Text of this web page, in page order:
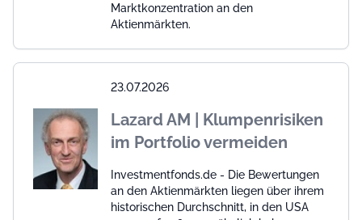
Marktkonzentration an den
Aktienmärkten.
23.07.2026
Lazard AM | Klumpenrisiken
im Portfolio vermeiden
Investmentfonds.de - Die Bewertungen
an den Aktienmärkten liegen über ihrem
historischen Durchschnitt, in den USA